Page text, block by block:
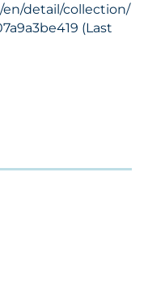
detail/collection/
(Last